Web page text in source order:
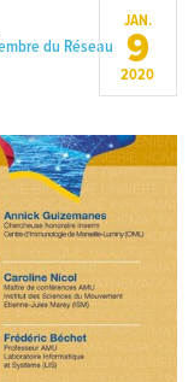
du Réseau
JAN.
9
2020